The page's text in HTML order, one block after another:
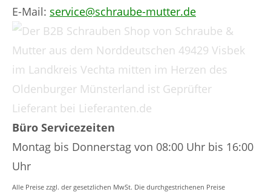
E-Mail: service@schraube-mutter.de
Büro Servicezeiten
Montag bis Donnerstag von 08:00 Uhr bis 16:00
Uhr
Alle Preise zzgl. der gesetzlichen MwSt. Die durchgestrichenen Preise